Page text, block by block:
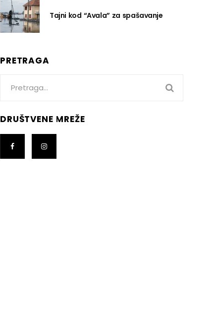
Tajni kod “Avala” za spašavanje
PRETRAGA
DRUŠTVENE MREŽE